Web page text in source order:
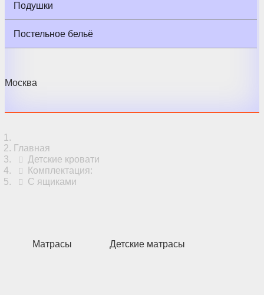
Подушки
Постельное бельё
Москва
Главная
Детские кровати
Комплектация:
С ящиками
Матрасы Детские матрасы